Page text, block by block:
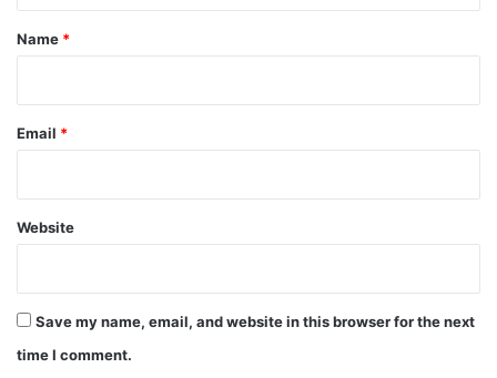
*
Name *
Email *
Website
Save my name, email, and website in this browser for the next
time I comment.